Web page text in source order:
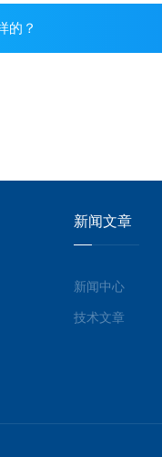
的？
新闻文章
新闻中心
技术文章